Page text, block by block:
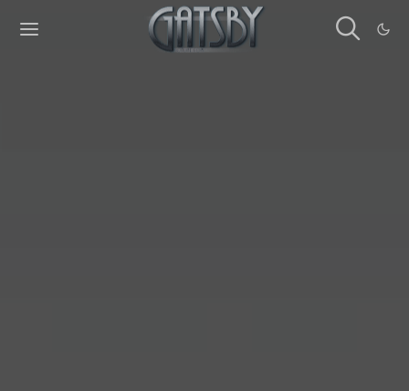
Cookies management panel